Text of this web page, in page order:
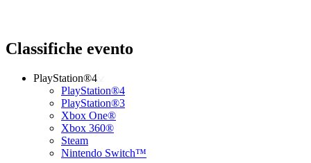
Classifiche evento
PlayStation®4
PlayStation®4
PlayStation®3
Xbox One®
Xbox 360®
Steam
Nintendo Switch™